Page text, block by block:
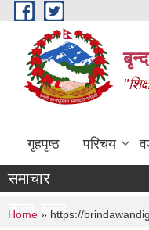
Skip to main content
गृहपृष्ठ परिचय
समाचार
ताजा खबर
You are here
Home » https://